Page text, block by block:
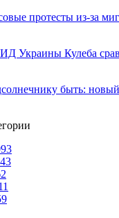
протесты из-за
Украины Кулеба
быть: